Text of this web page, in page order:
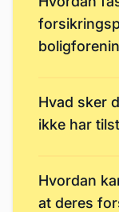
Hvad sker
ikke har
Hvordan
at deres